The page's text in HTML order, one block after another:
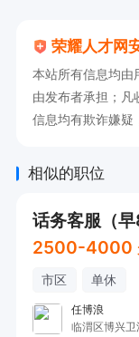
2、记录客户信
拍摄档期，
3、无需外出、
全程线上办公
询渠道。​
【任职要求
1、18-35岁，
商在线，对
荣耀人才网
本站所有信息均由
由发布者承担；凡
信息均有欺诈嫌疑
相似的职位
话务客服（
2500-4000
市区 单休
任博浪
临渭区博兴